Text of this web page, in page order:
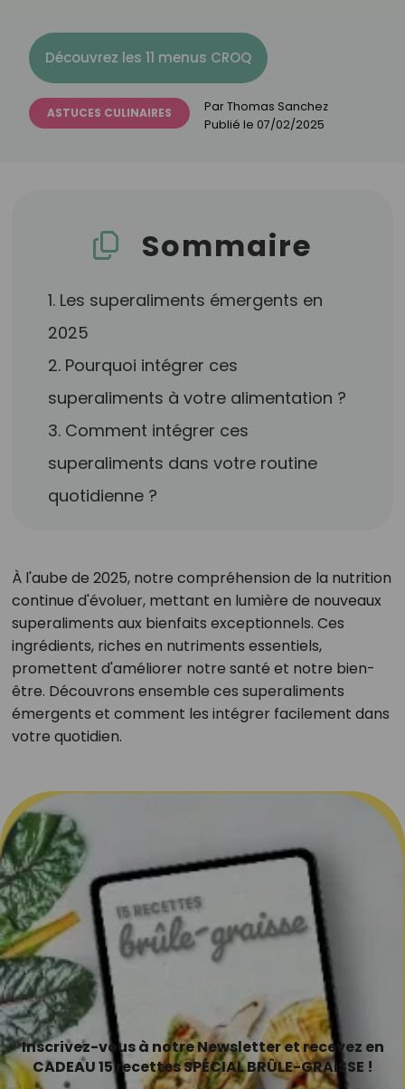
Découvrez les 11 menus CROQ
ASTUCES CULINAIRES ParThomas Sanchez
Publié le 07/02/2025
Sommaire
1. Les superaliments émergents en
2025
2. Pourquoi intégrer ces
superaliments à votre alimentation ?
3. Comment intégrer ces
superaliments dans votre routine
quotidienne ?
À l'aube de 2025, notre compréhension de la nutrition
continue d'évoluer, mettant en lumière de nouveaux
superaliments aux bienfaits exceptionnels. Ces
ingrédients, riches en nutriments essentiels,
promettent d'améliorer notre santé et notre bien-
être. Découvrons ensemble ces superaliments
émergents et comment les intégrer facilement dans
votre quotidien.
Inscrivez-vous à notre Newsletter et recevez en
CADEAU 15 recettes SPÉCIAL BRÛLE-GRAISSE !